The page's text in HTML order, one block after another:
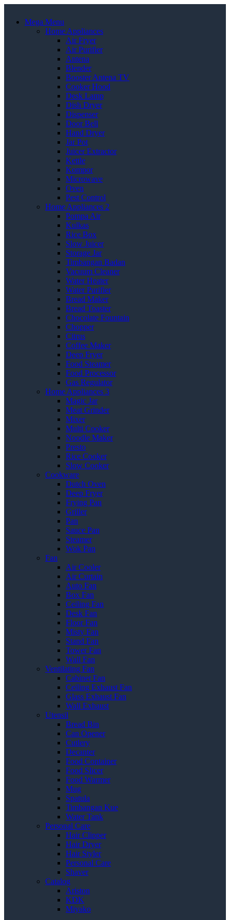
Mega Menu
Home Appliances
Air Fryer
Air Purifier
Antena
Blender
Booster Antena TV
Cooker Hood
Desk Lamp
Dish Dryer
Dispenser
Door Bell
Hand Dryer
Jar Pot
Juicer Extractor
Kettle
Kompor
Microwave
Oven
Pest Control
Home Appliances 2
Pompa Air
Kulkas
Rice Box
Slow Juicer
Storage Jar
Timbangan Badan
Vacuum Cleaner
Water Heater
Water Purifier
Bread Maker
Bread Toaster
Chocolate Fountain
Chopper
Citrus
Coffee Maker
Deep Fryer
Food Steamer
Food Processor
Gas Regulator
Home Appliances 3
Magic Jar
Meat Grinder
Mixer
Multi Cooker
Noodle Maker
Presto
Rice Cooker
Slow Cooker
Cookware
Dutch Oven
Deep Fryer
Frying Pan
Griller
Pan
Sauce Pan
Steamer
Wok Pan
Fan
Air Cooler
Air Curtain
Auto Fan
Box Fan
Ceiling Fan
Desk Fan
Floor Fan
Misty Fan
Stand Fan
Tower Fan
Wall Fan
Ventilating Fan
Cabinet Fan
Ceiling Exhaust Fan
Glass Exhaust Fan
Wall Exhaust
Utensil
Bread Bin
Can Opener
Cutlery
Decanter
Food Container
Food Slicer
Food Warmer
Mug
Spatula
Timbangan Kue
Water Tank
Personal Care
Hair Clipper
Hair Dryer
Hair Styler
Personal Care
Shaver
Catalog
Ariston
KDK
Miyako